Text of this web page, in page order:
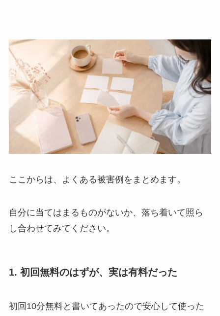
ここからは、よくある被害例をまとめます。
自分に当てはまるものがないか、落ち着いて照ら
し合わせてみてください。
1. 初回無料のはずが、実は有料だった
初回10分無料と書いてあったので安心して使った